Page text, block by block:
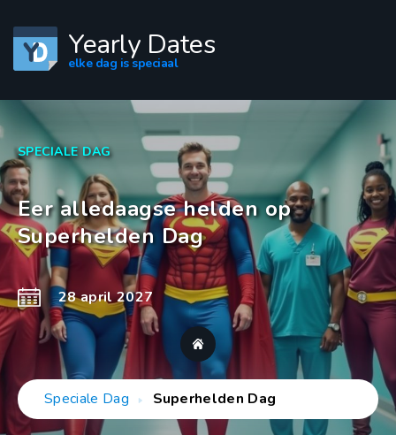
Yearly Dates
elke dag is speciaal
SPECIALE DAG
Eer alledaagse helden op
Superhelden Dag
28 april 2027
Speciale Dag Superhelden Dag